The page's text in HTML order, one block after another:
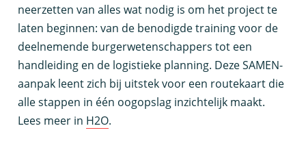
neerzetten van alles wat nodig is om het project te
laten beginnen: van de benodigde training voor de
deelnemende burgerwetenschappers tot een
handleiding en de logistieke planning. Deze SAMEN-
aanpak leent zich bij uitstek voor een routekaart die
alle stappen in één oogopslag inzichtelijk maakt.
Lees meer in H2O.